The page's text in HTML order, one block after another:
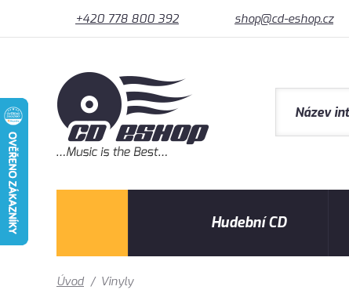
+420 778 800 392 shop@cd-eshop.cz
Hudební CD
Úvod / Vinyly